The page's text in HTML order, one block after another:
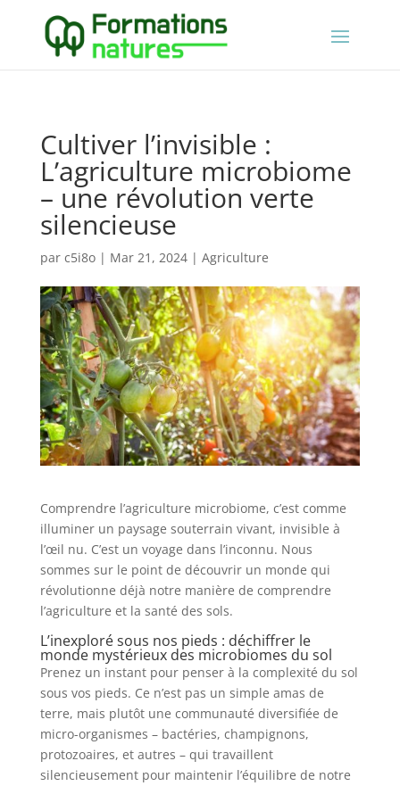
Cultiver l’invisible :
L’agriculture microbiome
– une révolution verte
silencieuse
par c5i8o| Mar 21, 2024| Agriculture
Comprendre l’agriculture microbiome, c’est comme
illuminer un paysage souterrain vivant, invisible à
l’œil nu. C’est un voyage dans l’inconnu. Nous
sommes sur le point de découvrir un monde qui
révolutionne déjà notre manière de comprendre
l’agriculture et la santé des sols.
L’inexploré sous nos pieds : déchiffrer le
monde mystérieux des microbiomes du sol
Prenez un instant pour penser à la complexité du sol
sous vos pieds. Ce n’est pas un simple amas de
terre, mais plutôt une communauté diversifiée de
micro-organismes – bactéries, champignons,
protozoaires, et autres – qui travaillent
silencieusement pour maintenir l’équilibre de notre